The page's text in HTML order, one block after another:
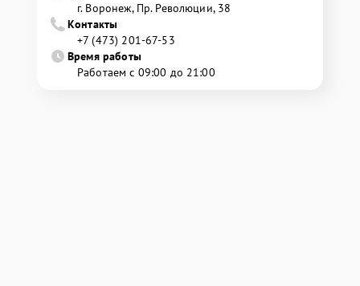
г. Воронеж, Пр. Революции, 38
Контакты
+7 (473) 201-67-53
Время работы
Работаем с 09:00 до 21:00